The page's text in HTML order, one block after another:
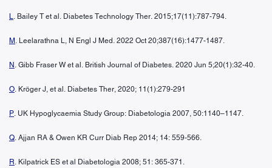
L. Bailey T et al. Diabetes Technology Ther. 2015;17(11):787-794.
M . Leelarathna L, N Engl J Med. 2022 Oct 20;387(16):1477-1487.
N . Gibb Fraser W et al. British Journal of Diabetes. 2020 Jun 5;20(1):32-40.
O. Kröger J, et al. Diabetes Ther, 2020; 11(1):279-291
P. UK Hypoglycaemia Study Group: Diabetologia 2007, 50:1140–1147.
Q. Ajjan RA & Owen KR Curr Diab Rep 2014; 14: 559-566.
R. Kilpatrick ES et al Diabetologia 2008; 51: 365-371.